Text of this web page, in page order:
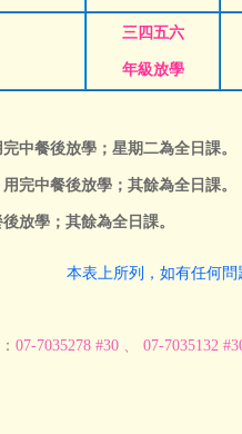
三四五六
年級放學
完中餐後放學；星期二為全日課。
用完中餐後放學；其餘為全日課。
放學； 其餘為全日課。
本表上所列，如有任何
07-7035278 #30 、 07-7035132